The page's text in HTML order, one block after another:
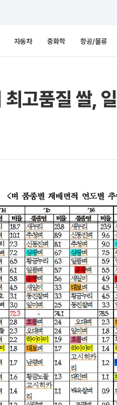
자동차 중화학 항공/물류
고품질 쌀, 일